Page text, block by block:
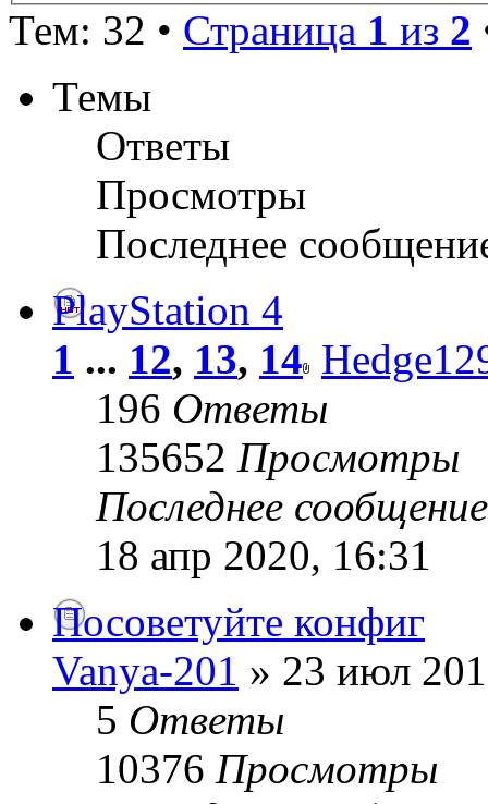
Тем: 32 • Страница 1 из 2
Темы
Ответы
Просмотры
Последнее
PlayStation 4
1 ... 12, 13, 14
196 Ответы
135652 Просмотры
Последнее
18 апр 2020, 16:31
Посоветуйте конфиг
Vanya-201 » 23 июл
5 Ответы
10376 Просмотры